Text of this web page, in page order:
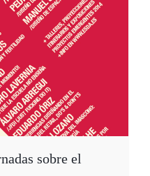
sobre el